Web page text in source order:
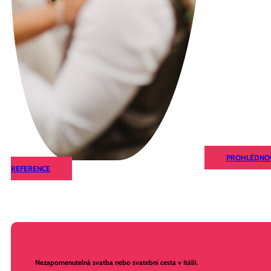
REFERENCE
Nezapomenutelná svatba nebo svatební cesta v Itálii.